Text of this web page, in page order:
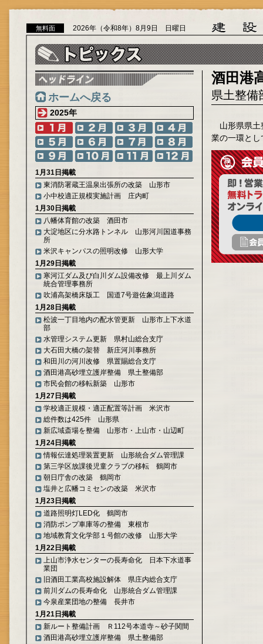
無料面 2026年（令和8年）8月9日 日曜日
ホームへ戻る
2025年
1月31日掲載
東消防署蔵王温泉出張所の改築 山形市
小中校適正規模実施計画 庄内町
1月30日掲載
八幡体育館の改築 酒田市
大淀地区に分水路トンネル 山形河川国道事務
所
米沢キャンパスの照明改修 山形大学
1月29日掲載
寒河江ダム及び白川ダム設備改修 最上川ダム
統合管理事務所
吹浦高架橋床版工 国道7号遊佐象潟道路
1月28日掲載
松波一丁目地内の配水管更新 山形市上下水道
部
水管理システム更新 県村山総合支庁
大石田大橋の架替 新庄河川事務所
和田川の河川改修 県置賜総合支庁
酒田港高砂埋立護岸整備 県土整備部
市民会館の移転新築 山形市
1月27日掲載
学校適正規模・適正配置等計画 米沢市
総件数は425件 山形県
新広域斎場を整備 山形市・上山市・山辺町
1月24日掲載
情報伝達処理装置更新 山形統合ダム管理課
第三学区放課後児童クラブの移転 鶴岡市
朝日庁舎の改築 鶴岡市
塩井と広幡コミセンの改築 米沢市
1月23日掲載
道路照明灯LED化 鶴岡市
消防ポンプ車庫等の整備 東根市
地域教育文化学部１号館の改修 山形大学
1月22日掲載
上山市浄水センターの長寿命化 日本下水道事
業団
旧酒田工業高校施設解体 県庄内総合支庁
前川ダムの長寿命化 山形統合ダム管理課
今泉産業団地の整備 長井市
1月21日掲載
新ルート整備計画 Ｒ112号本道寺～砂子関間
酒田港高砂埋立護岸整備 県土整備部
酒田港
県土整備
山形県県土
業の一環と